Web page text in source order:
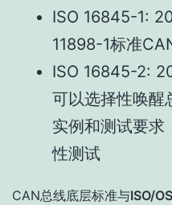
ISO 16845-1:
11898-1标准
ISO 16845-2:
可以选择性唤醒
实例和测试要求
性测试
CAN总线底层标准与ISO/